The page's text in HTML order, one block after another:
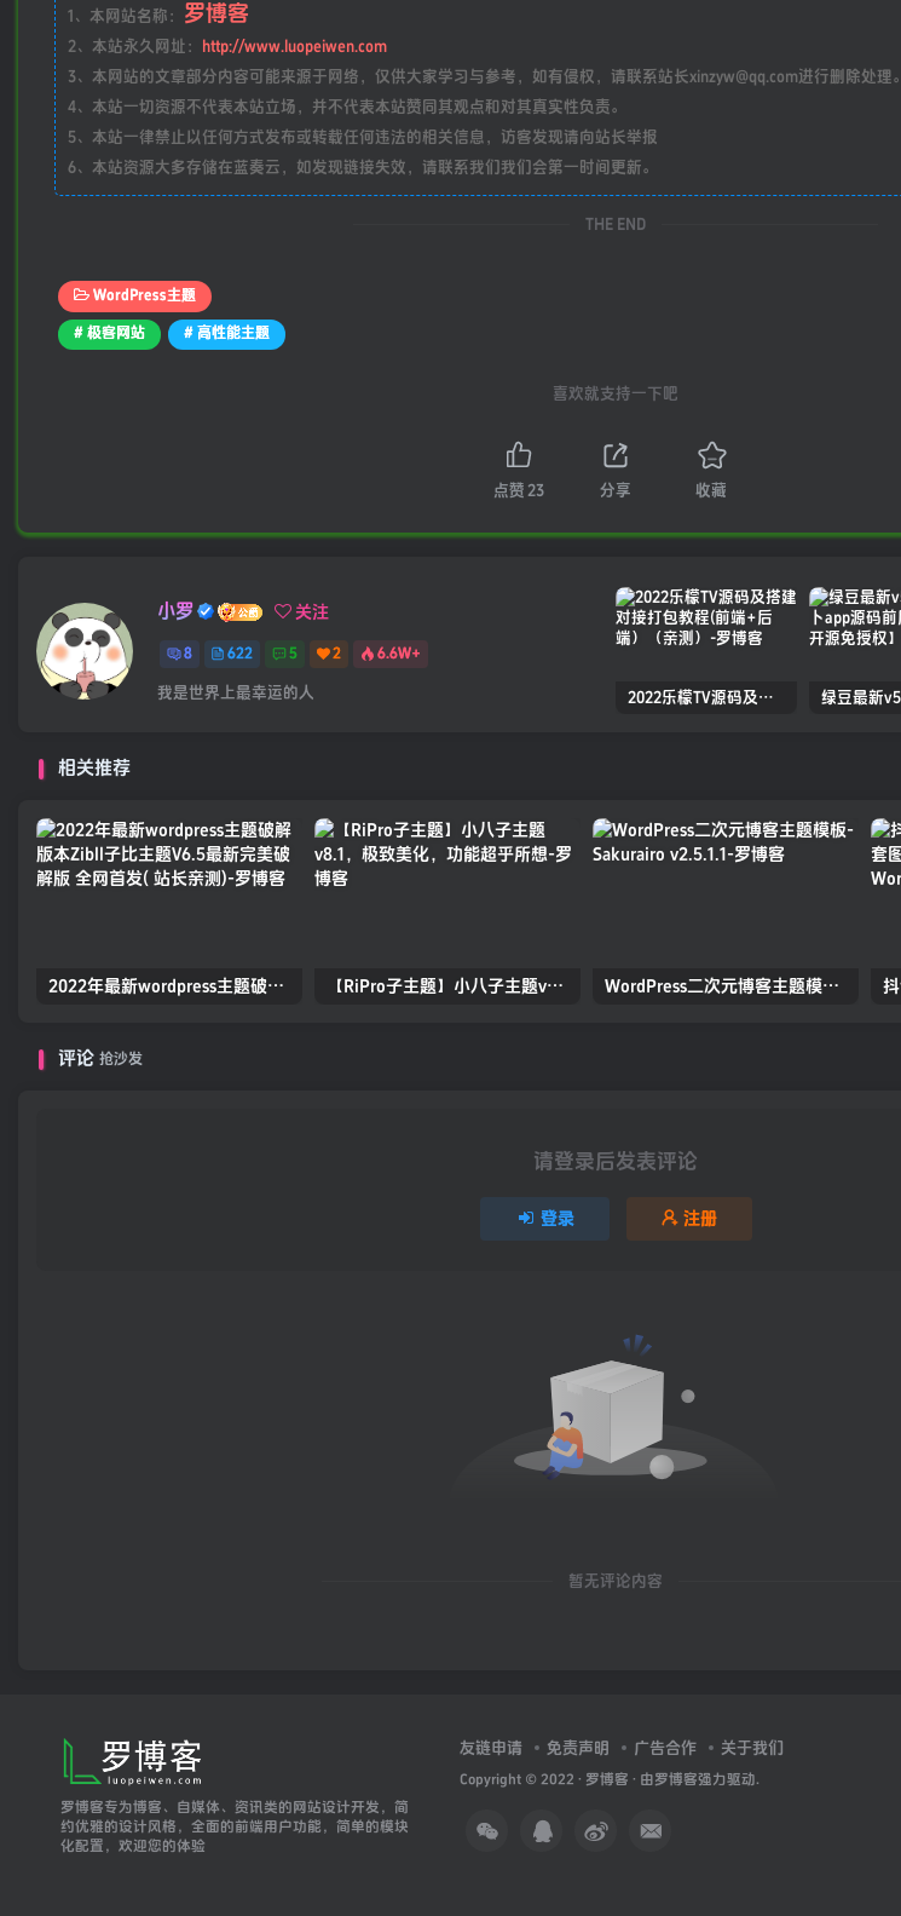
1、本网站名称： 罗博客
2、本站永久网址：
http://www.luopeiwen.com
3、本网站的文章部分内容可能来源于网络，仅供大家学习与参考，如有侵权，请联系站长xinzyw@qq.com进行删除处理。
4、本站一切资源不代表本站立场，并不代表本站赞同其观点和对其真实性负责。
5、本站一律禁止以任何方式发布或转载任何违法的相关信息，访客发现请向站长举报
6、本站资源大多存储在蓝奏云，如发现链接失效，请联系我们我们会第一时间更新。
THE END
WordPress主题
# 极客网站 # 高性能主题
喜欢就支持一下吧
点赞 23 分享 收藏
小罗 关注
8 622 5 2 6.6W+
我是世界上最幸运的人 2022乐檬TV源码及搭建对接打包教程(前端+后端）（亲测）
相关推荐
2022年最新wordpress主题破解版本Zibll子比主题V6.5最新完美破解版 全网首发( 站长亲测) 【RiPro子主题】小八子主题v8.1，极致美化，功能超乎所想 WordPress二次元博客主题模板-Sakurairo v2.5.1.1
评论 抢沙发
请登录后发表评论
登录 注册
暂无评论内容
罗博客专为博客、自媒体、资讯类的网站设计开发，简
约优雅的设计风格，全面的前端用户功能，简单的模块
化配置，欢迎您的体验
友链申请 免责声明 广告合作 关于我们
Copyright © 2022 · 罗博客 · 由罗博客强力驱动.